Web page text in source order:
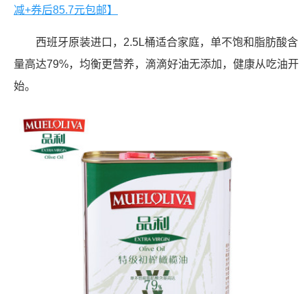
减+券后85.7元包邮】
西班牙原装进口，2.5L桶适合家庭，单不饱和脂肪酸含
量高达79%，均衡更营养，滴滴好油无添加，健康从吃油开
始。